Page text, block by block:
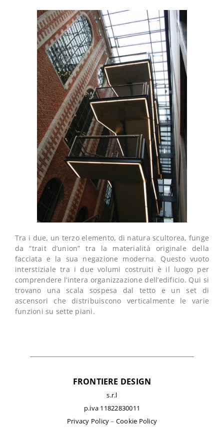
Tra i due, un terzo elemento, di natura scultorea, funge
da “trait d’union” tra la materialità originale della
facciata e la sua negazione moderna. Questo vuoto
interstiziale tra i due volumi costruiti è il luogo per
comprendere l’intera organizzazione dell’edificio. Qui si
trovano una scala sospesa dal tetto e un set di
ascensori che distribuiscono verticalmente le varie
funzioni su sette piani.
FRONTIERE DESIGN
s.r.l
p.iva 11822830011
Privacy Policy– Cookie Policy